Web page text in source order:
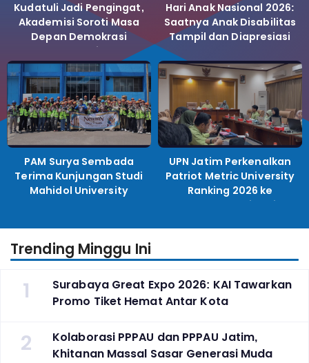
Kudatuli Jadi Pengingat,
Akademisi Soroti Masa
Depan Demokrasi
Indonesia
Hari Anak Nasional 2026:
Saatnya Anak Disabilitas
Tampil dan Diapresiasi
PAM Surya Sembada
Terima Kunjungan Studi
Mahidol University
UPN Jatim Perkenalkan
Patriot Metric University
Ranking 2026 ke
Perguruan Tinggi
Trending Minggu Ini
1
Surabaya Great Expo 2026: KAI Tawarkan
Promo Tiket Hemat Antar Kota
2
Kolaborasi PPPAU dan PPPAU Jatim,
Khitanan Massal Sasar Generasi Muda